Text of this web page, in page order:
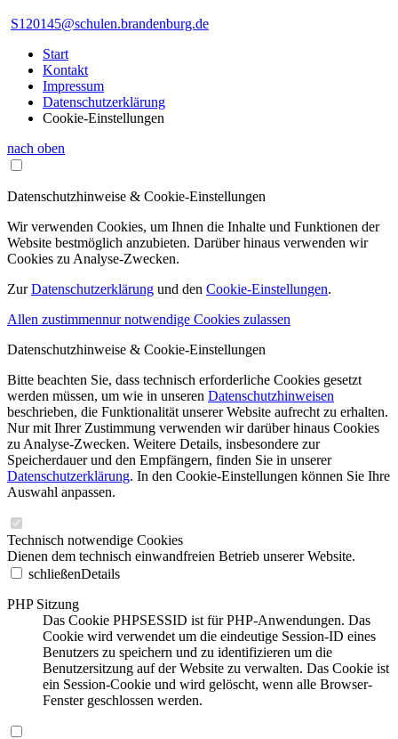
S120145@schulen.brandenburg.de
Start
Kontakt
Impressum
Datenschutzerklärung
Cookie-Einstellungen
nach oben
Datenschutzhinweise & Cookie-Einstellungen
Wir verwenden Cookies, um Ihnen die Inhalte und Funktionen der
Website bestmöglich anzubieten. Darüber hinaus verwenden wir
Cookies zu Analyse-Zwecken.
ZurDatenschutzerklärung und den Cookie-Einstellungen.
Allen zustimmennur notwendige Cookies zulassen
Datenschutzhinweise & Cookie-Einstellungen
Bitte beachten Sie, dass technisch erforderliche Cookies gesetzt
werden müssen, um wie in unseren Datenschutzhinweisen
beschrieben, die Funktionalität unserer Website aufrecht zu erhalten.
Nur mit Ihrer Zustimmung verwenden wir darüber hinaus Cookies
zu Analyse-Zwecken. Weitere Details, insbesondere zur
Speicherdauer und den Empfängern, finden Sie in unserer
Datenschutzerklärung. In den Cookie-Einstellungen können Sie Ihre
Auswahl anpassen.
Technisch notwendige Cookies
Dienen dem technisch einwandfreien Betrieb unserer Website.
schließenDetails
PHP Sitzung
Das Cookie PHPSESSID ist für PHP-Anwendungen. Das
Cookie wird verwendet um die eindeutige Session-ID eines
Benutzers zu speichern und zu identifizieren um die
Benutzersitzung auf der Website zu verwalten. Das Cookie ist
ein Session-Cookie und wird gelöscht, wenn alle Browser-
Fenster geschlossen werden.